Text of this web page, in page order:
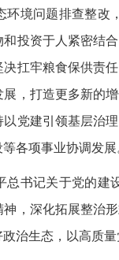
境问题排查整
投资于人紧密结
扛牢粮食保供责
，打造更多新的
党建引领基层治
各项事业协调发
记关于党的建
，深化拓展整治
治生态，以高质